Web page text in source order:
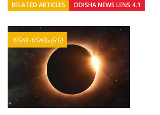
RELATED ARTICLES ODISHA NEWS LENS 4.1
ଦେଶ-ଦେଶାନ୍ତର